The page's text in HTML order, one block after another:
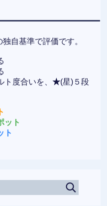
自基準で評価です。
ト度合いを、★(星)５段
ット
ト